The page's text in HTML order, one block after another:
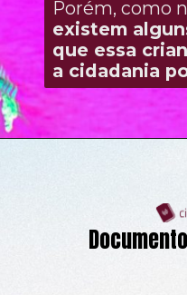
Porém, como
existem
que essa
a cidadania